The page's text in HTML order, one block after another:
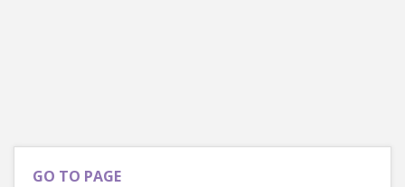
GO TO PAGE